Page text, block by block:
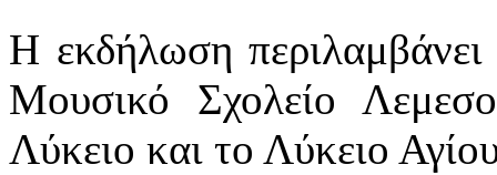
Η εκδήλωση
Μουσικό Σχολείο
Λύκειο και το Λύκειο